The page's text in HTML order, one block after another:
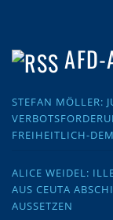
AFD-
STEFAN MÖLLER:
FREIHEITLICH-
ALICE WEIDEL:
AUS CEUTA
AUSSETZEN